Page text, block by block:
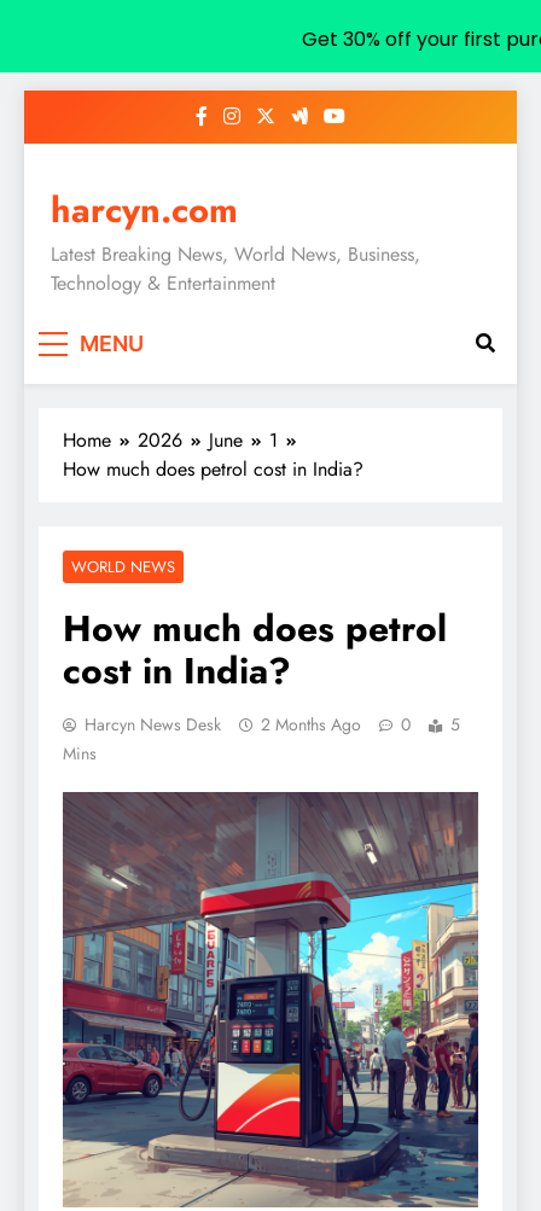
harcyn.com
Latest Breaking News, World News, Business,
Technology & Entertainment
MENU
Home 2026 June
1
How much does petrol cost in India?
WORLD NEWS
How much does petrol
cost in India?
Harcyn News Desk 2 Months Ago 0
5
Mins
Get 30% off your first